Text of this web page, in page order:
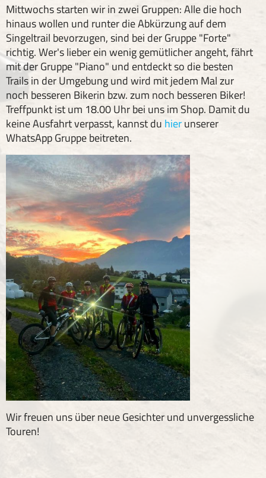
Mittwochs starten wir in zwei Gruppen: Alle die hoch
hinaus wollen und runter die Abkürzung auf dem
Singeltrail bevorzugen, sind bei der Gruppe "Forte"
richtig. Wer's lieber ein wenig gemütlicher angeht, fährt
mit der Gruppe "Piano" und entdeckt so die besten
Trails in der Umgebung und wird mit jedem Mal zur
noch besseren Bikerin bzw. zum noch besseren Biker!
Treffpunkt ist um 18.00 Uhr bei uns im Shop. Damit du
keine Ausfahrt verpasst, kannst du hierunserer
WhatsApp Gruppe beitreten.
Wir freuen uns über neue Gesichter und unvergessliche
Touren!